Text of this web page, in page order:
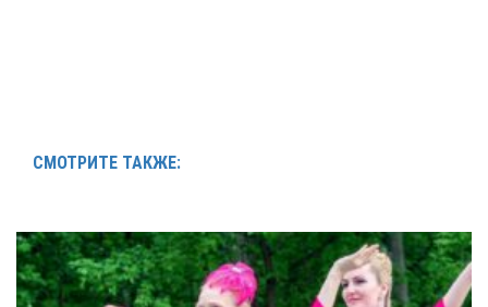
СМОТРИТЕ ТАКЖЕ: